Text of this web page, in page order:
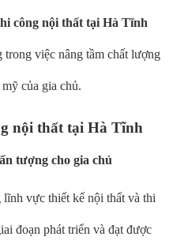
công nội thất tại Hà Tĩnh
việc nâng tầm chất lượng
của gia chủ.
nội thất tại Hà Tĩnh
tượng cho gia chủ
vực thiết kế nội thất và thi
đoạn phát triển và đạt được